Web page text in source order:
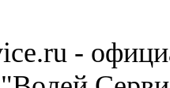
-